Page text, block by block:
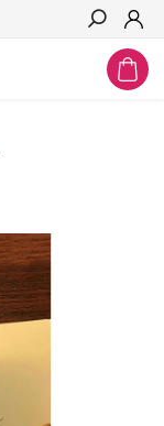
Hľadať